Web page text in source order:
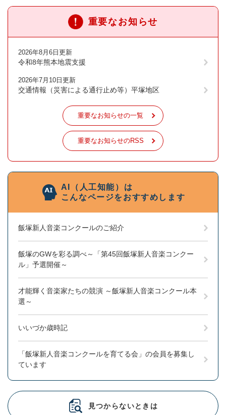
重要なお知らせ
2026年8月6日更新
令和8年熊本地震支援
2026年7月10日更新
交通情報（災害による通行止め等）平塚地区
重要なお知らせの一覧
重要なお知らせのRSS
AI（人工知能）は
こんなページをおすすめします
飯塚新人音楽コンクールのご紹介
飯塚のGWを彩る調べ～「第45回飯塚新人音楽コンクー
ル」予選開催～
才能輝く音楽家たちの競演 ～飯塚新人音楽コンクール本
選～
いいづか歳時記
「飯塚新人音楽コンクールを育てる会」の会員を募集し
ています
見つからないときは